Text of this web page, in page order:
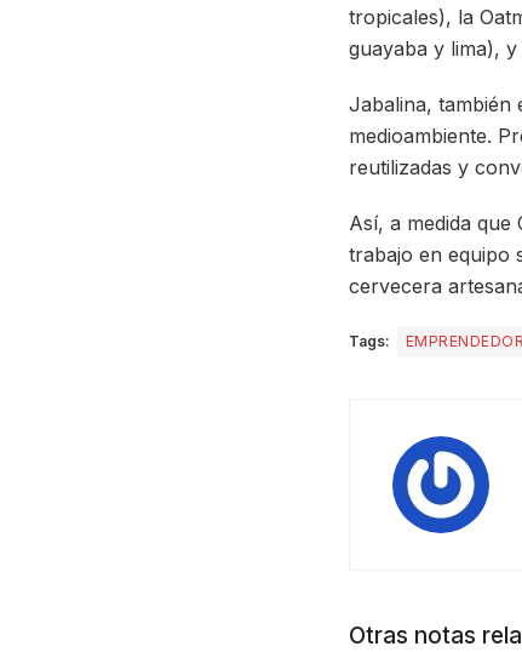
tropicales), la
guayaba y lima),
Jabalina, también
medioambiente.
reutilizadas y
Así, a medida
trabajo en equipo
cervecera
Tags:
Otras notas